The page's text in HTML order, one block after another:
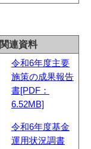
関連資料
令和6年度主要
施策の成果報告
書[PDF：
6.52MB]
令和6年度基金
運用状況調書